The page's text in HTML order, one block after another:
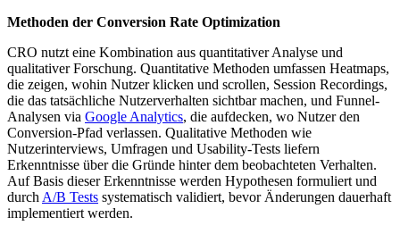
Methoden der Conversion Rate Optimization
CRO nutzt eine Kombination aus quantitativer Analyse und
qualitativer Forschung. Quantitative Methoden umfassen Heatmaps,
die zeigen, wohin Nutzer klicken und scrollen, Session Recordings,
die das tatsächliche Nutzerverhalten sichtbar machen, und Funnel-
Analysen via Google Analytics, die aufdecken, wo Nutzer den
Conversion-Pfad verlassen. Qualitative Methoden wie
Nutzerinterviews, Umfragen und Usability-Tests liefern
Erkenntnisse über die Gründe hinter dem beobachteten Verhalten.
Auf Basis dieser Erkenntnisse werden Hypothesen formuliert und
durch A/B Tests systematisch validiert, bevor Änderungen dauerhaft
implementiert werden.